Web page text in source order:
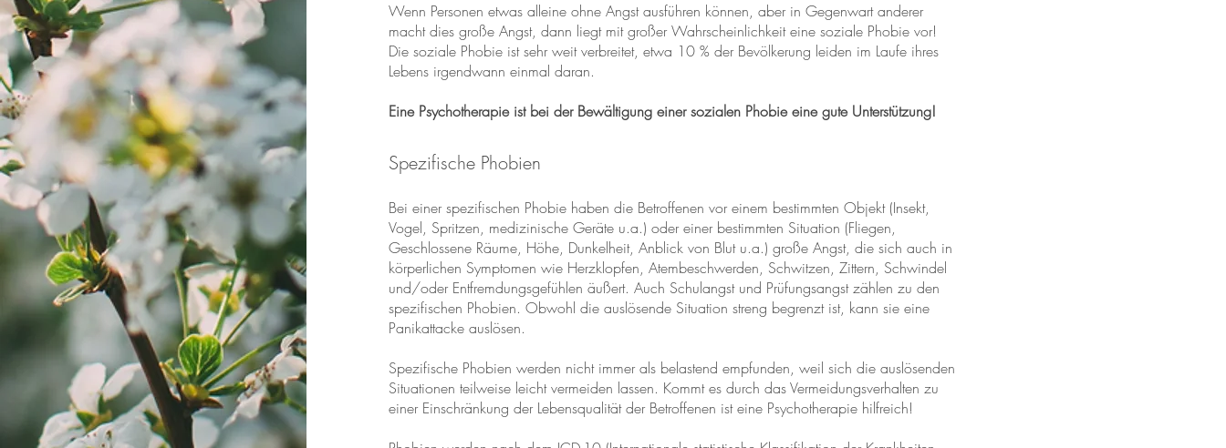
Wenn Personen etwas alleine ohne Angst ausführen können, aber in Gegenwart anderer
macht dies große Angst, dann liegt mit großer Wahrscheinlichkeit eine soziale Phobie vor!
Die soziale Phobie ist sehr weit verbreitet, etwa 10 % der Bevölkerung leiden im Laufe ihres
Lebens irgendwann einmal daran.
Eine Psychotherapie ist bei der Bewältigung einer sozialen Phobie eine gute Unterstützung!
Spezifische Phobien
Bei einer spezifischen Phobie haben die Betroffenen vor einem bestimmten Objekt (Insekt,
Vogel, Spritzen, medizinische Geräte u.a.) oder einer bestimmten Situation (Fliegen,
Geschlossene Räume, Höhe, Dunkelheit, Anblick von Blut u.a.) große Angst, die sich auch in
körperlichen Symptomen wie Herzklopfen, Atembeschwerden, Schwitzen, Zittern, Schwindel
und/oder Entfremdungsgefühlen äußert. Auch Schulangst und Prüfungsangst zählen zu den
spezifischen Phobien. Obwohl die auslösende Situation streng begrenzt ist, kann sie eine
Panikattacke auslösen.
Spezifische Phobien werden nicht immer als belastend empfunden, weil sich die auslösenden
Situationen teilweise leicht vermeiden lassen. Kommt es durch das Vermeidungsverhalten zu
einer Einschränkung der Lebensqualität der Betroffenen ist eine Psychotherapie hilfreich!